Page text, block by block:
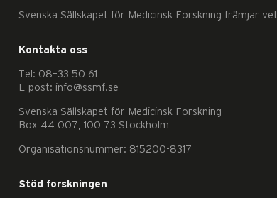
Svenska Sällskapet för Medicinsk Forskning främjar
Kontakta oss
Tel: 08–33 50 61
E-post: info@ssmf.se
Svenska Sällskapet för Medicinsk Forskning
Box 44 007, 100 73 Stockholm
Organisationsnummer: 815200-8317
Stöd forskningen
Nödvändiga
Dessa
kakor
inte